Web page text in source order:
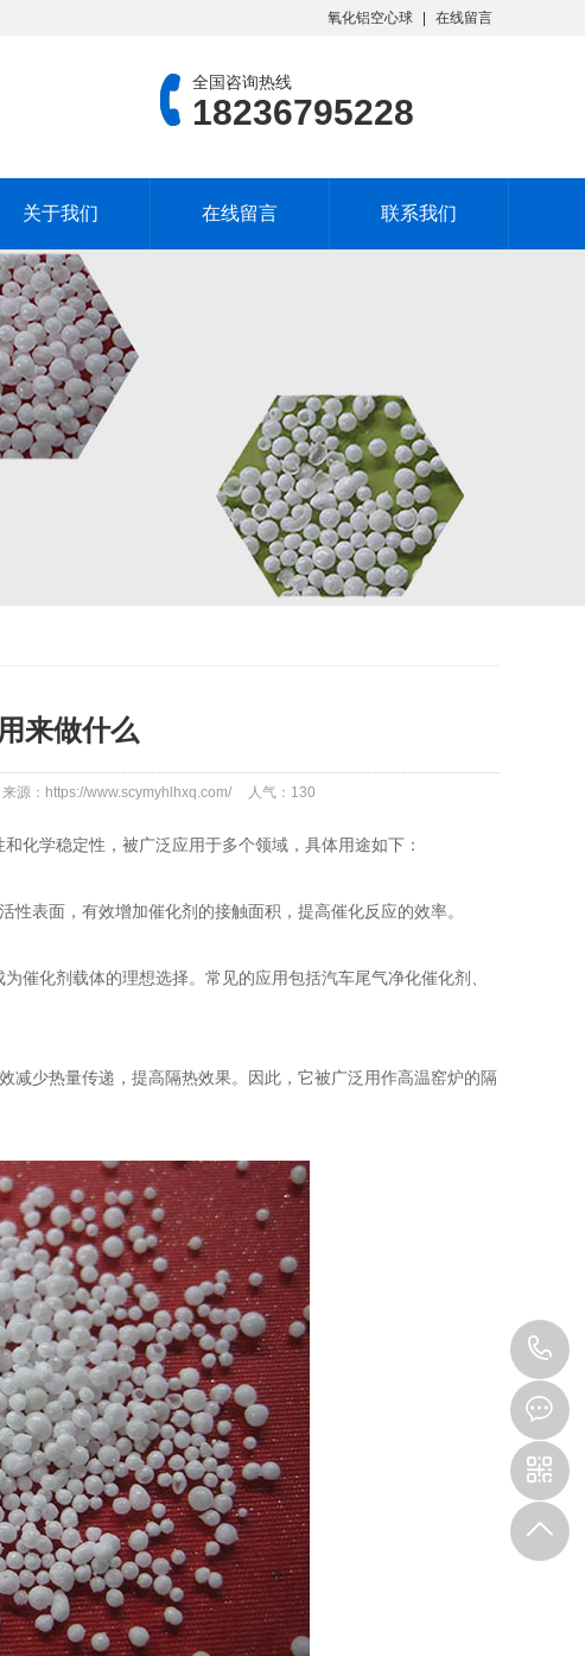
氧化铝空心球 在线留言
全国咨询热线
18236795228
关于我们 在线留言 联系我们
来做什么
来源：https://www.scymyhlhxq.com/ 人气： 130
学稳定性，被广泛应用于多个领域，具体用途如下：
性表面，有效增加催化剂的接触面积，提高催化反应的效率。
化剂载体的理想选择。常见的应用包括汽车尾气净化催化剂、
少热量传递，提高隔热效果。因此，它被广泛用作高温窑炉的隔